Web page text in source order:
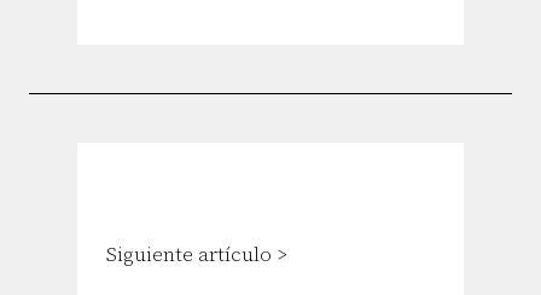
Siguiente artículo >